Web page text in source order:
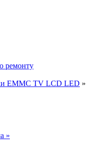
ремонту
EMMC TV LCD LED »
»